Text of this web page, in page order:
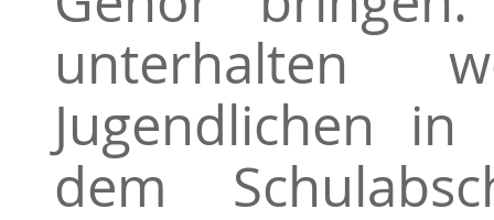
unterhalten
Jugendlichen
dem